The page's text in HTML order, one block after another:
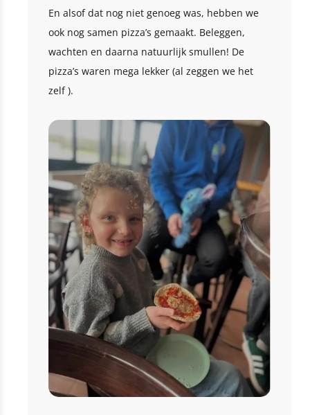
En alsof dat nog niet genoeg was, hebben we
ook nog samen pizza’s gemaakt. Beleggen,
wachten en daarna natuurlijk smullen! De
pizza’s waren mega lekker (al zeggen we het
zelf ).